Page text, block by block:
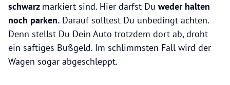
schwarz markiert sind. Hier darfst Du weder halten
noch parken. Darauf solltest Du unbedingt achten.
Denn stellst Du Dein Auto trotzdem dort ab, droht
ein saftiges Bußgeld. Im schlimmsten Fall wird der
Wagen sogar abgeschleppt.